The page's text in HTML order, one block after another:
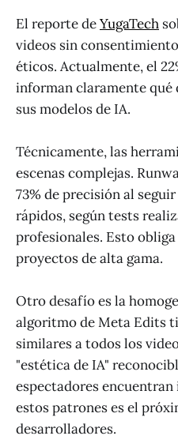
El reporte deYugaTech
videos sin
éticos. Actualmente, el
informan claramente qué
sus modelos de IA.
Técnicamente, las
escenas complejas.
73% de precisión al
rápidos, según tests
profesionales. Esto
proyectos de alta gama.
Otro desafío es la
algoritmo de Meta Edits
similares a todos los
"estética de IA"
espectadores
estos patrones es el
desarrolladores.